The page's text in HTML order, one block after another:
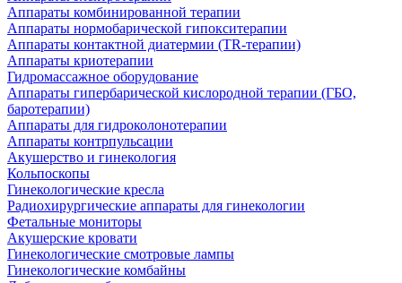
Аппараты комбинированной терапии
Аппараты нормобарической гипокситерапии
Аппараты контактной диатермии (TR-терапии)
Аппараты криотерапии
Гидромассажное оборудование
Аппараты гипербарической кислородной терапии (ГБО,
баротерапии)
Аппараты для гидроколонотерапии
Аппараты контрпульсации
Акушерство и гинекология
Кольпоскопы
Гинекологические кресла
Радиохирургические аппараты для гинекологии
Фетальные мониторы
Акушерские кровати
Гинекологические смотровые лампы
Гинекологические комбайны